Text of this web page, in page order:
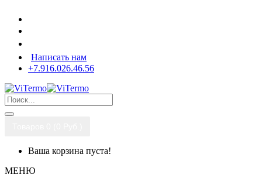
Написать нам
+7.916.026.46.56
Ваша корзина пуста!
МЕНЮ